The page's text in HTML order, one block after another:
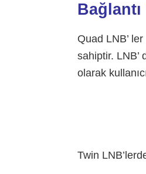
Bağlantı
Quad LNB’
sahiptir. LNB’
olarak
Twin